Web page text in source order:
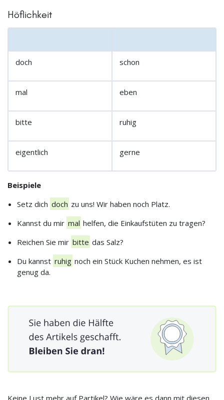
Höflichkeit
doch schon
mal eben
bitte ruhig
eigentlich gerne
Beispiele
Setz dich doch zu uns! Wir haben noch Platz.
Kannst du mir mal helfen, die Einkaufstüten zu tragen?
Reichen Sie mir bitte das Salz?
Du kannst ruhig noch ein Stück Kuchen nehmen, es ist
genug da.